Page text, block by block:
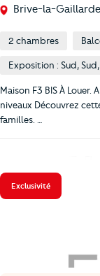
Brive-la-
2 chambres
Exposition : Sud,
Maison F3 BIS À
niveaux Découvrez
familles. …
Exclusivité